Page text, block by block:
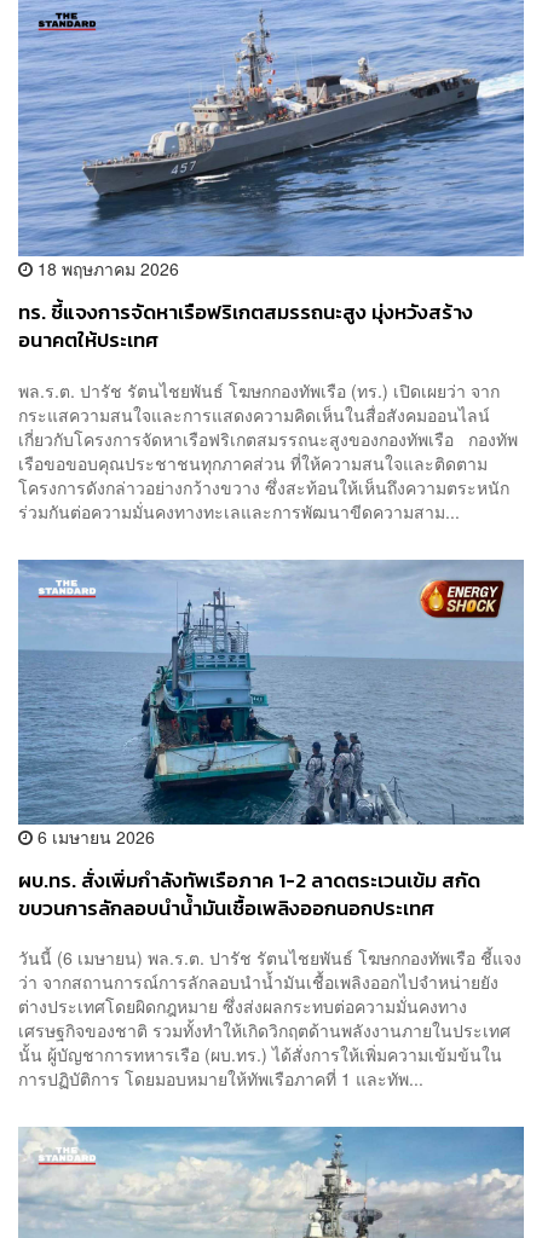
18 พฤษภาคม 2026
ทร. ชี้แจงการจัดหาเรือฟริเกตสมรรถนะสูง มุ่งหวังสร้าง
อนาคตให้ประเทศ
พล.ร.ต. ปารัช รัตนไชยพันธ์ โฆษกกองทัพเรือ (ทร.) เปิดเผยว่า จาก
กระแสความสนใจและการแสดงความคิดเห็นในสื่อสังคมออนไลน์
เกี่ยวกับโครงการจัดหาเรือฟริเกตสมรรถนะสูงของกองทัพเรือ กองทัพ
เรือขอขอบคุณประชาชนทุกภาคส่วน ที่ให้ความสนใจและติดตาม
โครงการดังกล่าวอย่างกว้างขวาง ซึ่งสะท้อนให้เห็นถึงความตระหนัก
ร่วมกันต่อความมั่นคงทางทะเลและการพัฒนาขีดความสาม...
6 เมษายน 2026
ผบ.ทร. สั่งเพิ่มกำลังทัพเรือภาค 1-2 ลาดตระเวนเข้ม สกัด
ขบวนการลักลอบนำน้ำมันเชื้อเพลิงออกนอกประเทศ
วันนี้ (6 เมษายน) พล.ร.ต. ปารัช รัตนไชยพันธ์ โฆษกกองทัพเรือ ชี้แจง
ว่า จากสถานการณ์การลักลอบนำน้ำมันเชื้อเพลิงออกไปจำหน่ายยัง
ต่างประเทศโดยผิดกฎหมาย ซึ่งส่งผลกระทบต่อความมั่นคงทาง
เศรษฐกิจของชาติ รวมทั้งทำให้เกิดวิกฤตด้านพลังงานภายในประเทศ
นั้น ผู้บัญชาการทหารเรือ (ผบ.ทร.) ได้สั่งการให้เพิ่มความเข้มข้นใน
การปฏิบัติการ โดยมอบหมายให้ทัพเรือภาคที่ 1 และทัพ...